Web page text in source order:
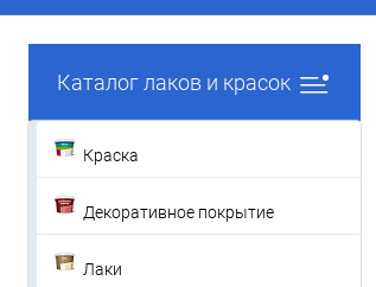
Каталог лаков и красок
Краска
Декоративное покрытие
Лаки